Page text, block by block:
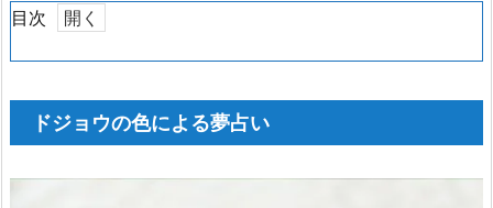
目次
ジ
ョ
ウ
ドジョウの色による夢占い